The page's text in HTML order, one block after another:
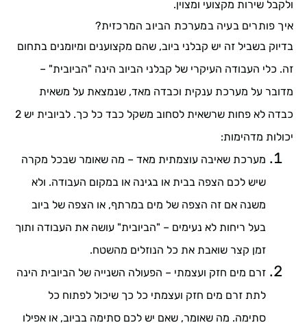
ולקבל שירות מקצועי ומצוין.
איך פותרים בעיה במערכת הביוב המרכזית?
בדיוק בשביל זה יש קבלני ביוב, שהם מקצוענים ומיומנים בתחום
זה. כלי העבודה העיקרי של קבלני הביוב הינה "הביובית" –
מדובר על מערכת ענקית וכבדה מאד, שנמצאת על משאית
כבדה לא פחות שרשאית לסחוב משקל כבד כל כך. לביובית יש 2
יכולות מדהימות:
מערכת שאיבה עוצמתית מאד – מה שאומר שבכל מקרה
שיש לכם הצפה בבית או בגינה או במקום העבודה. ולא
משנה אם זה הצפה של מים במרתף, או הצפה של ביוב
בעל ריחות לא נעימים – "הביובית" עושה את העבודה ותוך
זמן קצר שואבת את כל הנוזלים מהשטח.
זרם מים חזק ועצמתי – הפעולה השנייה של הביובית הינה
לתת זרם מים חזק ועצמתי כל כך שיכול לפתוח כל
סתימה. מה שאומר, שאם יש לכם סתימה בביוב, או אפילו